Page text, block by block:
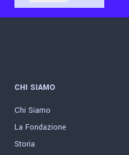
CHI SIAMO
Chi Siamo
La Fondazione
Storia